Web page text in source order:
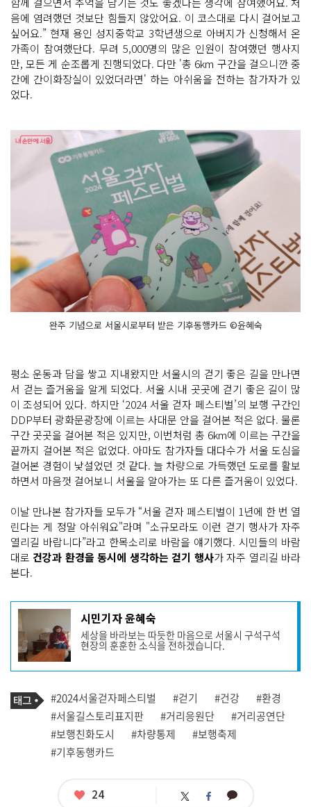
음에 염려했던 것보단 힘들지 않았어요. 이 코스대로 다시 걸어보고
싶어요.” 현재 용인 성지중학교 3학년생으로 아버지가 신청해서 온
가족이 참여했단다. 무려 5,000명의 많은 인원이 참여했던 행사지
만, 모든 게 순조롭게 진행되었다. 다만 '총 6km 구간을 걸으니깐 중
간에 간이화장실이 있었더라면' 하는 아쉬움을 전하는 참가자가 있
었다.
완주 기념으로 서울시로부터 받은 기후동행카드 ©윤혜숙
평소 운동과 담을 쌓고 지내왔지만 서울시의 걷기 좋은 길을 만나면
서 걷는 즐거움을 알게 되었다. 서울 시내 곳곳에 걷기 좋은 길이 많
이 조성되어 있다. 하지만 ‘2024 서울 걷자 페스티벌’의 보행 구간인
DDP부터 광화문광장에 이르는 사대문 안을 걸어본 적은 없다. 물론
구간 곳곳을 걸어본 적은 있지만, 이번처럼 총 6km에 이르는 구간을
끝까지 걸어본 적은 없었다. 아마도 참가자들 대다수가 서울 도심을
걸어본 경험이 낯설었던 것 같다. 늘 차량으로 가득했던 도로를 활보
하면서 마음껏 걸어보니 서울을 알아가는 또 다른 즐거움이 있었다.
이날 만나본 참가자들 모두가 “서울 걷자 페스티벌이 1년에 한 번 열
린다는 게 정말 아쉬워요"라며 "소규모라도 이런 걷기 행사가 자주
열리길 바랍니다”라고 한목소리로 바람을 얘기했다. 시민들의 바람
대로 건강과 환경을 동시에 생각하는 걷기 행사가 자주 열리길 바라
본다.
기
사
작
성
자
프
필
시민기자 윤혜숙
세상을 바라보는 따듯한 마음으로 서울시 구석구석
현장의 훈훈한 소식을 전하겠습니다.
기
사
관
련
태
그
태
그
#2024서울걷자페스티벌 #걷기 #건강
#환경
#서울길스토리표지판
#거리응원단
#거리공연단
#보행친화도시
#차량통제
#보행축제
#기후동행카드
좋
24 트 페 카